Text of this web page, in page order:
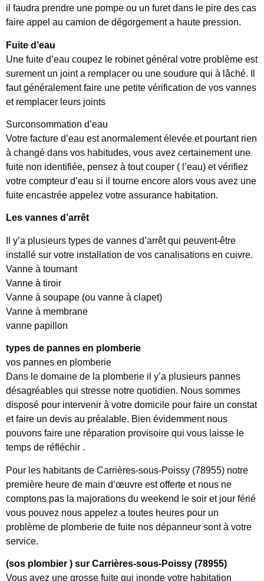
il faudra prendre une pompe ou un furet dans le pire des cas
faire appel au camion de dégorgement a haute pression.
Fuite d’eau
Une fuite d’eau coupez le robinet général votre problème est
surement un joint a remplacer ou une soudure qui à lâché. Il
faut généralement faire une petite vérification de vos vannes
et remplacer leurs joints
Surconsommation d’eau
Votre facture d’eau est anormalement élevée et pourtant rien
à changé dans vos habitudes, vous avez certainement une
fuite non identifiée, pensez à tout couper ( l’eau) et vérifiez
votre compteur d’eau si il tourne encore alors vous avez une
fuite encastrée appelez votre assurance habitation.
Les vannes d’arrêt
Il y’a plusieurs types de vannes d’arrêt qui peuvent-être
installé sur votre installation de vos canalisations en cuivre.
Vanne à tournant
Vanne à tiroir
Vanne à soupape (ou vanne à clapet)
Vanne à membrane
vanne papillon
types de pannes en plomberie
vos pannes en plomberie
Dans le domaine de la plomberie il y’a plusieurs pannes
désagréables qui stresse notre quotidien. Nous sommes
disposé pour intervenir à votre domicile pour faire un constat
et faire un devis au préalable. Bien évidemment nous
pouvons faire une réparation provisoire qui vous laisse le
temps de réfléchir .
Pour les habitants de Carrières-sous-Poissy (78955) notre
première heure de main d’œuvre est offerte et nous ne
comptons pas la majorations du weekend le soir et jour férié
vous pouvez nous appelez a toutes heures pour un
problème de plomberie de fuite nos dépanneur sont à votre
service.
(sos plombier ) sur Carrières-sous-Poissy (78955)
Vous avez une grosse fuite qui inonde votre habitation